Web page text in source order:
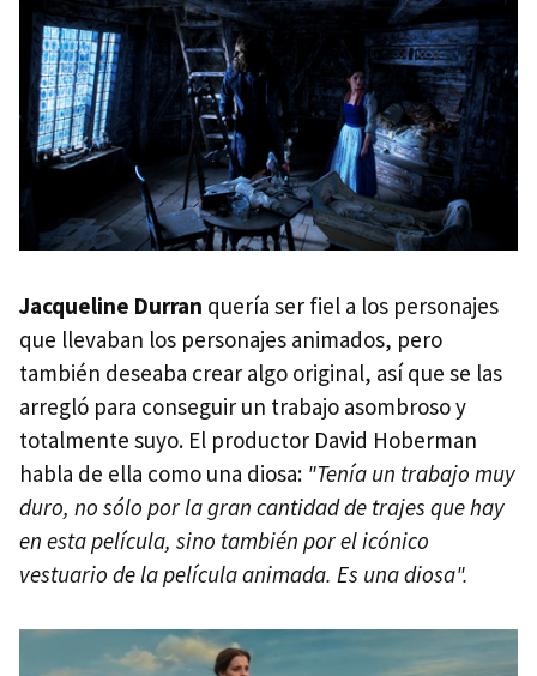
Jacqueline Durran quería ser fiel a los personajes
que llevaban los personajes animados, pero
también deseaba crear algo original, así que se las
arregló para conseguir un trabajo asombroso y
totalmente suyo. El productor David Hoberman
habla de ella como una diosa: "Tenía un trabajo muy
duro, no sólo por la gran cantidad de trajes que hay
en esta película, sino también por el icónico
vestuario de la película animada. Es una diosa".